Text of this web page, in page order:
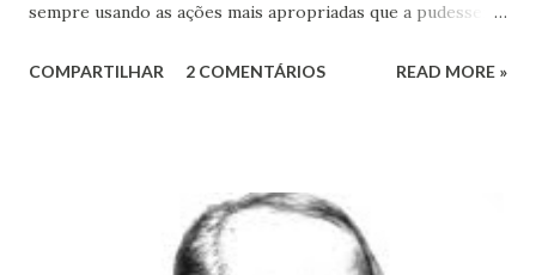
sempre usando as ações mais apropriadas que a pudessem
aspecto material, terreno... Mesmo civilizações,
onde vige pressão, opressão, cerceamento, coação e
censura. E não podemos falar apenas do ponto de vista
COMPARTILHAR 2 COMENTÁRIOS READ MORE »